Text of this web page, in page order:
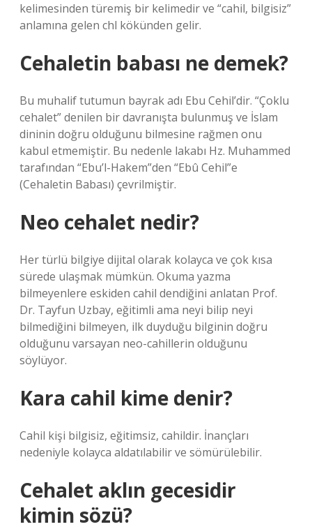
kelimesinden türemiş bir kelimedir ve “cahil, bilgisiz”
anlamına gelen chl kökünden gelir.
Cehaletin babası ne demek?
Bu muhalif tutumun bayrak adı Ebu Cehil’dir. “Çoklu
cehalet” denilen bir davranışta bulunmuş ve İslam
dininin doğru olduğunu bilmesine rağmen onu
kabul etmemiştir. Bu nedenle lakabı Hz. Muhammed
tarafından “Ebu’l-Hakem”den “Ebû Cehil”e
(Cehaletin Babası) çevrilmiştir.
Neo cehalet nedir?
Her türlü bilgiye dijital olarak kolayca ve çok kısa
sürede ulaşmak mümkün. Okuma yazma
bilmeyenlere eskiden cahil dendiğini anlatan Prof.
Dr. Tayfun Uzbay, eğitimli ama neyi bilip neyi
bilmediğini bilmeyen, ilk duyduğu bilginin doğru
olduğunu varsayan neo-cahillerin olduğunu
söylüyor.
Kara cahil kime denir?
Cahil kişi bilgisiz, eğitimsiz, cahildir. İnançları
nedeniyle kolayca aldatılabilir ve sömürülebilir.
Cehalet aklın gecesidir
kimin sözü?